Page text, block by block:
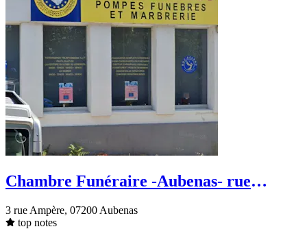
Chambre Funéraire -Aubenas- rue
3 rue Ampère, 07200 Aubenas
top notes